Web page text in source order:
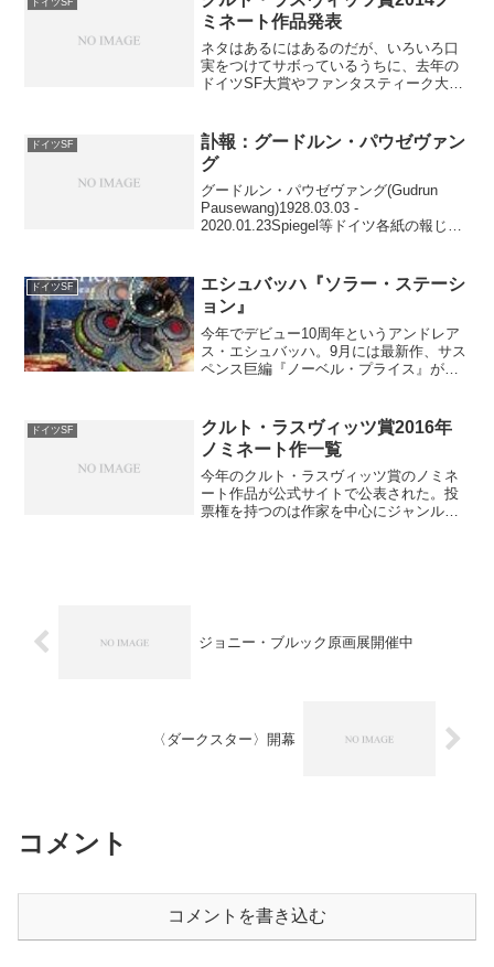
ミネート作品発表
ネタはあるにはあるのだが、いろいろ口
実をつけてサボっているうちに、去年の
ドイツSF大賞やファンタスティーク大賞
で、おいおい更新していきたい。さて、
今年のクルト・ラ...
ドイツSF
訃報：グードルン・パウゼヴァン
グ
グードルン・パウゼヴァング(Gudrun
Pausewang)1928.03.03 -
2020.01.23Spiegel等ドイツ各紙の報じる
いた老人介護施設で亡くな...
ドイツSF
エシュバッハ『ソラー・ステーシ
ョン』
今年でデビュー10周年というアンドレア
ス・エシュバッハ。9月には最新作、サス
ペンス巨編『ノーベル・プライス』が刊
ョン』。近未来（というか、すでにパラ
レルだが）の宇宙...
ドイツSF
クルト・ラスヴィッツ賞2016年
ノミネート作一覧
今年のクルト・ラスヴィッツ賞のノミネ
ート作品が公式サイトで公表された。投
票権を持つのは作家を中心にジャンルの
ジョニー・ブルック原画展開催中
〈ダークスター〉開幕
コメント
コメントを書き込む